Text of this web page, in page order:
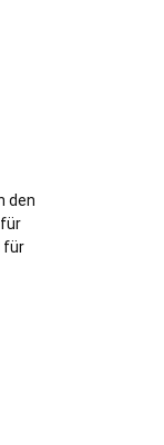
den
für